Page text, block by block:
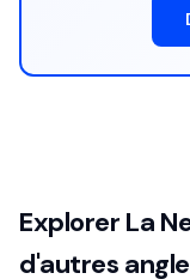
Explorer La
d'autres